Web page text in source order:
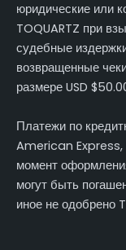
юридические или
TOQUARTZ при
судебные
возвращенные
размере USD
Платежи по
American Express,
момент
могут быть
иное не одобрено